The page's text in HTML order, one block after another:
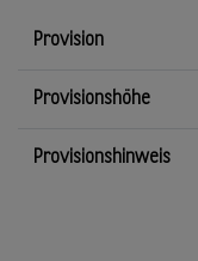
Provision
Provisionshöhe
Provisionshinweis